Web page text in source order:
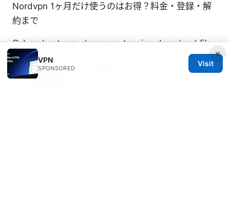
Nordvpn 1ヶ月だけ使うのはお得？料金・登録・解
約まで
Cyberghost vpn chrome extension download file
类似missav跳转：全面指南、技巧与实用工具，提升
VPN使用体验
×
VPN
SPONSORED
Visit